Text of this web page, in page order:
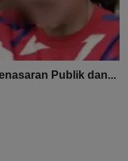
Publik dan...